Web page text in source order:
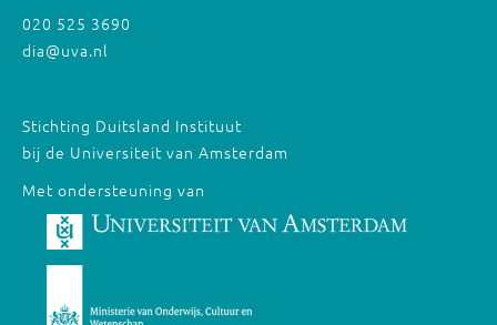
020 525 3690
dia@uva.nl
Stichting Duitsland Instituut
bij de Universiteit van Amsterdam
Met ondersteuning van